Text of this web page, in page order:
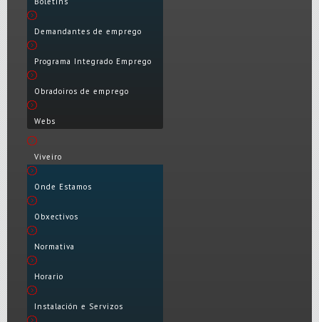
Demandantes de emprego
Programa Integrado Emprego
Obradoiros de emprego
Webs
Viveiro
Onde Estamos
Obxectivos
Normativa
Horario
Instalación e Servizos